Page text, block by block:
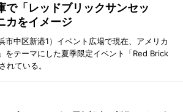
で「レッドブリックサンセッ
カをイメージ
市中区新港1）イベント広場で現在、アメリカ
をテーマにした夏季限定イベント「Red Brick
ている。